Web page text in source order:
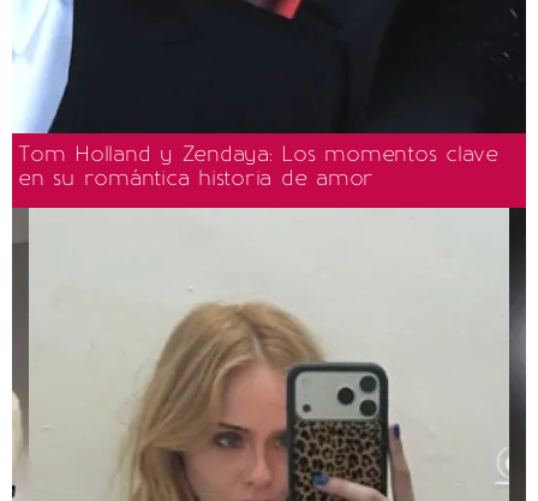
Tom Holland y Zendaya: Los momentos clave
en su romántica historia de amor